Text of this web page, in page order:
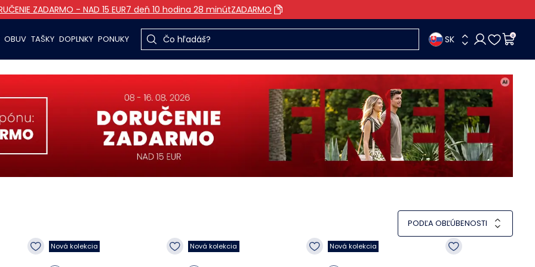
ZADARMO - NAD 15 EUR7 deň 10 hodina 28 minútZADARMO
OBUV TAŠKY DOPLNKY PONUKY SK 0
PODĽA OBĽÚBENOSTI
Nová kolekcia Nová kolekcia Nová kolekcia